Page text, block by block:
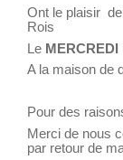
Ont le plaisir
Rois
Le
A la maison de
Pour des
Merci de nous
par retour de